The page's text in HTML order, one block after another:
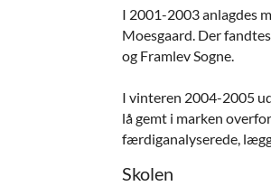
I 2001-2003 anlagdes
Moesgaard. Der
og Framlev Sogne.
I vinteren 2004-2005
lå gemt i marken
færdiganalyserede,
Skolen